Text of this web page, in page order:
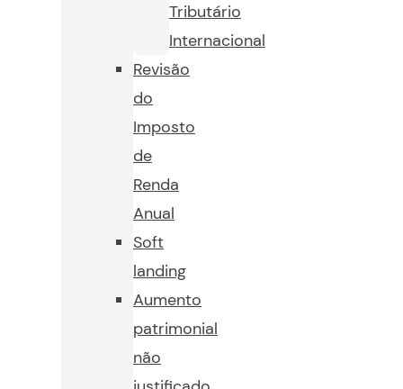
Tributário
Internacional
Revisão
do
Imposto
de
Renda
Anual
Soft
landing
Aumento
patrimonial
não